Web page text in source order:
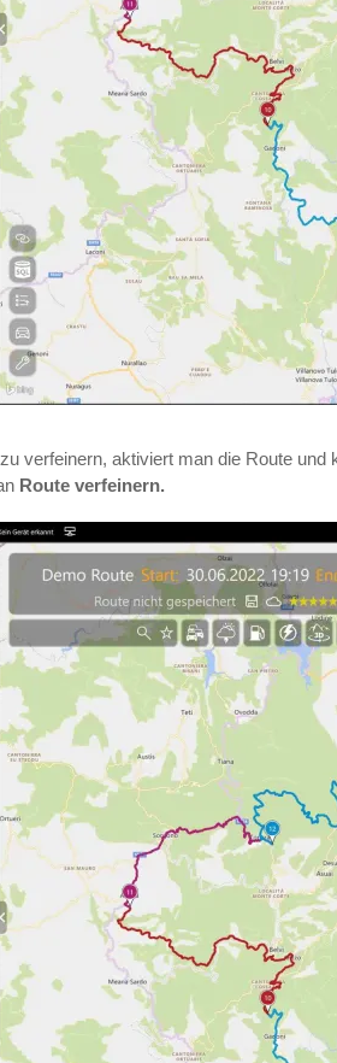
verfeinern, aktiviert man die Route
Route verfeinern.